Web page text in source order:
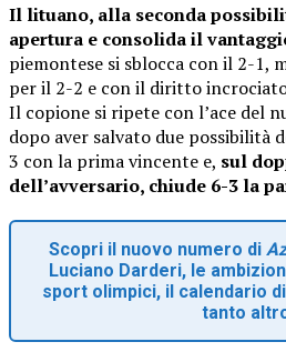
Il lituano, alla seconda
apertura e consolida il
piemontese si sblocca con il 2-1,
per il 2-2 e con il diritto
Il copione si ripete con l’ace del
dopo aver salvato due possibilità
3 con la prima vincente e, sul
dell’avversario, chiude 6-3 la
Scopri il nuovo numero di
Luciano Darderi, le
sport olimpici, il calendario
tanto